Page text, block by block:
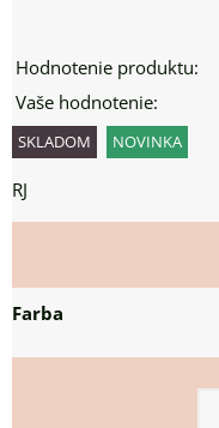
Hodnotenie produktu:
Vaše hodnotenie:
SKLADOM NOVINKA
RJ
Farba